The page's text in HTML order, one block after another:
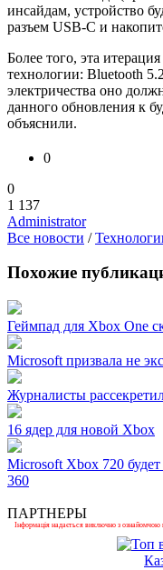
инсайдам, устройство
разъем USB-C и
Более того, эта
технологии: Bluetooth
электричества оно
данного обновления к
объяснили.
0
0
1 137
Administrator
Все новости /
Похожие
Геймпад для Xbox One
Microsoft призвала не
Журналисты
16 ядер для новой Xbox
Microsoft Xbox 720
360
ПАРТНЕРЫ
Інформація надається виключно з